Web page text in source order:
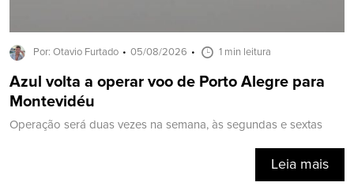
Por: Otavio Furtado 05/08/2026 1 min leitura
Azul volta a operar voo de Porto Alegre para
Montevidéu
Operação será duas vezes na semana, às segundas e sextas
Leia mais